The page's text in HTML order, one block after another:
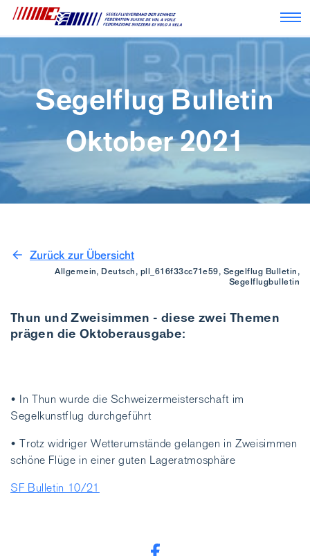
Segelflug Bulletin
Oktober 2021
Zurück zur Übersicht
Allgemein, Deutsch, pll_616f33cc71e59, Segelflug Bulletin,
Segelflugbulletin
Thun und Zweisimmen - diese zwei Themen
prägen die Oktoberausgabe:
• In Thun wurde die Schweizermeisterschaft im
Segelkunstflug durchgeführt
• Trotz widriger Wetterumstände gelangen in Zweisimmen
schöne Flüge in einer guten Lageratmosphäre
SF Bulletin 10/21